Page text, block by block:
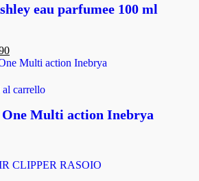
eau parfumee 100 ml
carrello
Multi action Inebrya